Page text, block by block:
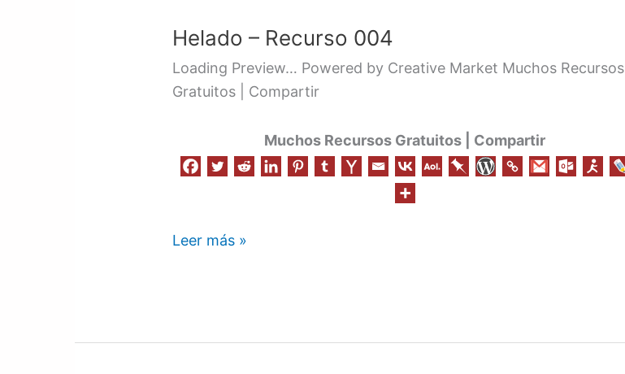
Helado – Recurso 004
Loading Preview… Powered by Creative Market Muchos Recursos
Gratuitos | Compartir
Muchos Recursos Gratuitos | Compartir
Recurso
004
Leer más »